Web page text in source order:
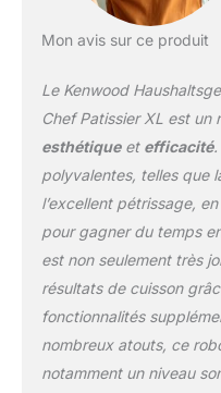
Mon avis sur ce produit
Le Kenwood
Chef Patissier XL est un
esthétiqueet efficacité.
polyvalentes, telles que
l’excellent pétrissage,
pour gagner du temps
est non seulement très
résultats de cuisson
fonctionnalités
nombreux atouts, ce
notamment un niveau